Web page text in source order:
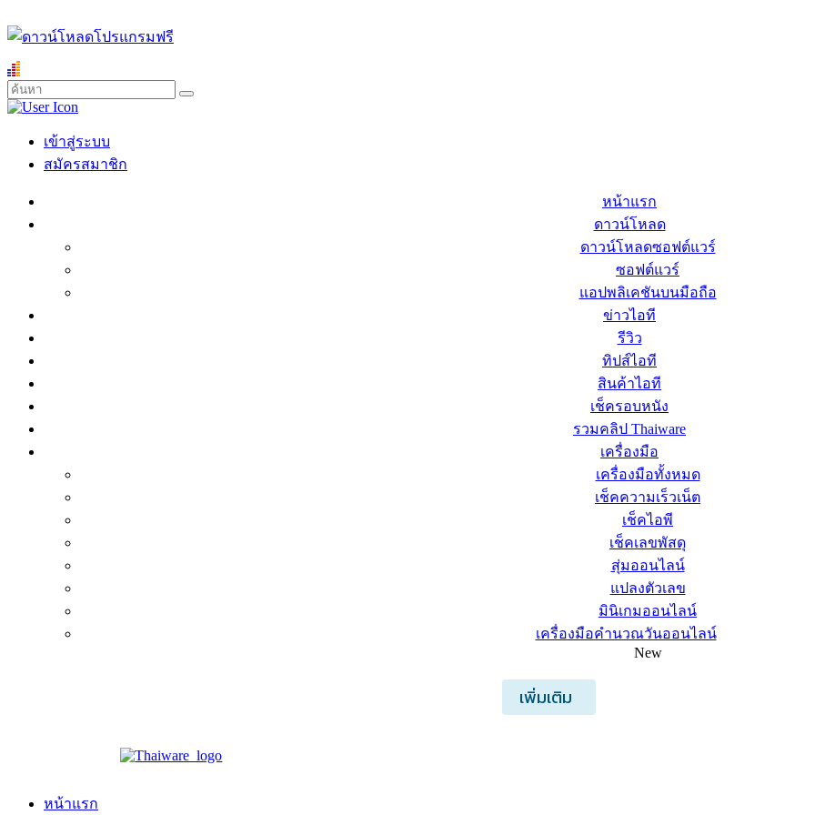
เข้าสู่ระบบ
สมัครสมาชิก
หน้าแรก
ดาวน์โหลด
ดาวน์โหลดซอฟต์แวร์
ซอฟต์แวร์
แอปพลิเคชันบนมือถือ
ข่าวไอที
รีวิว
ทิปส์ไอที
สินค้าไอที
เช็ครอบหนัง
รวมคลิป Thaiware
เครื่องมือ
เครื่องมือทั้งหมด
เช็คความเร็วเน็ต
เช็คไอพี
เช็คเลขพัสดุ
สุ่มออนไลน์
แปลงตัวเลข
มินิเกมออนไลน์
เครื่องมือคำนวณวันออนไลน์
New
เพิ่มเติม
หน้าแรก